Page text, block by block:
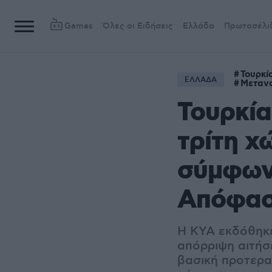
Games Όλες οι Ειδήσεις Ελλάδα
ΕΛΛΑΔΑ
τρίτη
Η ΚΥΑ
απόρριψη
βασική